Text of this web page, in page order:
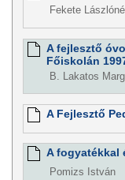
Fekete Lászlóné
A fejlesztő
Főiskolán
B. Lakatos
A Fejlesztő
A fogyatékkal
Pomizs István